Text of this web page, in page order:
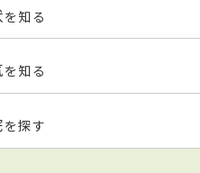
を知る
を知る
を探す